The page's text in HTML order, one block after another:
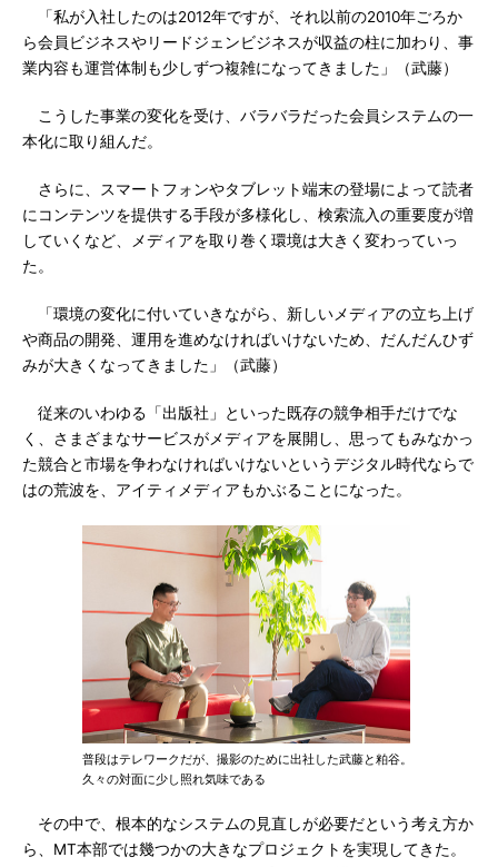
「私が入社したのは2012年ですが、それ以前の2010年ごろか
ら会員ビジネスやリードジェンビジネスが収益の柱に加わり、事
業内容も運営体制も少しずつ複雑になってきました」（武藤）
こうした事業の変化を受け、バラバラだった会員システムの一
本化に取り組んだ。
さらに、スマートフォンやタブレット端末の登場によって読者
にコンテンツを提供する手段が多様化し、検索流入の重要度が増
していくなど、メディアを取り巻く環境は大きく変わっていっ
た。
「環境の変化に付いていきながら、新しいメディアの立ち上げ
や商品の開発、運用を進めなければいけないため、だんだんひず
みが大きくなってきました」（武藤）
従来のいわゆる「出版社」といった既存の競争相手だけでな
く、さまざまなサービスがメディアを展開し、思ってもみなかっ
た競合と市場を争わなければいけないというデジタル時代ならで
はの荒波を、アイティメディアもかぶることになった。
普段はテレワークだが、撮影のために出社した武藤と粕谷。
久々の対面に少し照れ気味である
その中で、根本的なシステムの見直しが必要だという考え方か
ら、MT本部では幾つかの大きなプロジェクトを実現してきた。